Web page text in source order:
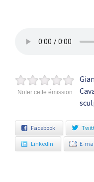
Noter cette émission
Facebook
LinkedIn E-